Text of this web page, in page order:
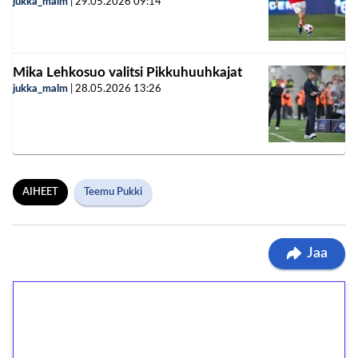
jukka_malm 29.05.2026 09:14
Mika Lehkosuo valitsi Pikkuhuuhkajat
jukka_malm 28.05.2026 13:26
AIHEET Teemu Pukki
Jaa